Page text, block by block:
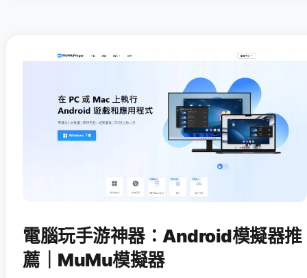
電腦玩手游神器：Android模擬器推
薦｜MuMu模擬器